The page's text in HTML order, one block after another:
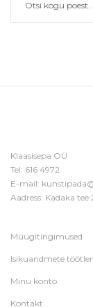
Klaasisepa OÜ
Tel: 616 4972
E-mail:
Aadress: Kadaka tee
Müügitingimused
Isikuandmete
Minu konto
Kontakt